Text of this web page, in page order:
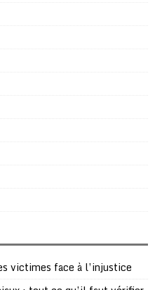
victimes face à l’injustice